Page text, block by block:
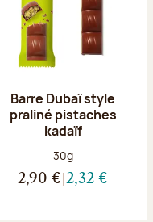
Barre Dubaï style
praliné pistaches
kadaïf
Poids net :
30g
2,90 € 2,32 €